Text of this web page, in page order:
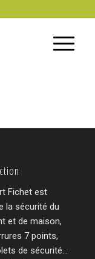
Fichet est
la sécurité du
et de maison,
7 points,
de sécurité…